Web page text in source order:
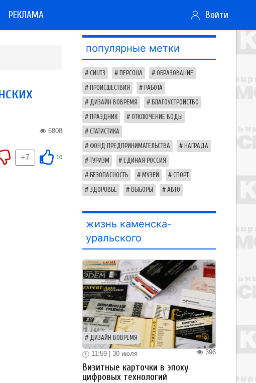
РЕКЛАМА Войти
6808
10
+7
популярные метки
СИНТЗ ПЕРСОНА ОБРАЗОВАНИЕ
ПРОИСШЕСТВИЯ РАБОТА
ДИЗАЙН ВОВРЕМЯ БЛАГОУСТРОЙСТВО
ПРАЗДНИК ОТКЛЮЧЕНИЕ ВОДЫ
СТАТИСТИКА
ФОНД ПРЕДПРИНИМАТЕЛЬСТВА НАГРАДА
ТУРИЗМ ЕДИНАЯ РОССИЯ
БЕЗОПАСНОСТЬ МУЗЕЙ СПОРТ
ЗДОРОВЬЕ ВЫБОРЫ АВТО
жизнь каменска-
уральского
ДИЗАЙН ВОВРЕМЯ
396
11:59 | 30 июля
Визитные карточки в эпоху
цифровых технологий